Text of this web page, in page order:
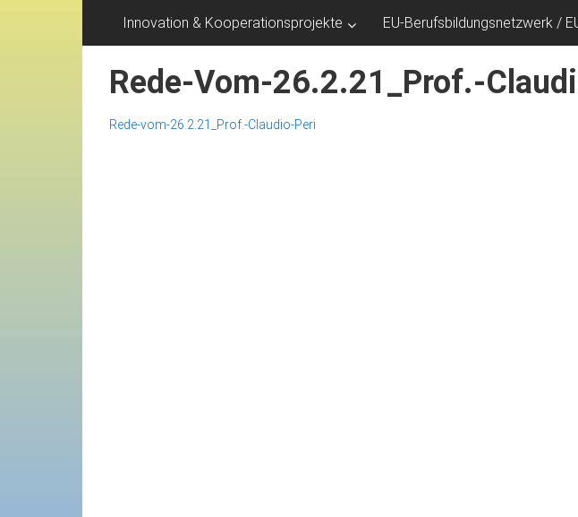
Innovation & Kooperationsprojekte EU-Berufsbildungsnetzwerk /
Rede-Vom-26.2.21_Prof.-
Rede-vom-26.2.21_Prof.-Claudio-Peri